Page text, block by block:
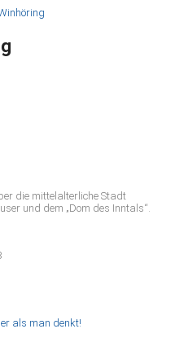
die mittelalterliche Stadt
und dem „Dom des Inntals“.
als man denkt!